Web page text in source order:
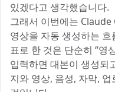
있겠다고 생각했습니다.
그래서 이번에는
영상을 자동 생성하는
표로 한 것은 단순히 “영
입력하면 대본이 생성되
지와 영상, 음성, 자막,